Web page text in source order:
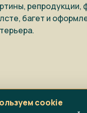
репродукции,
багет и
cookie